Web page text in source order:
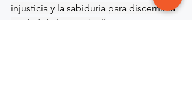
injusticia y la sabiduría para discernir la
verdad de la mentira.”